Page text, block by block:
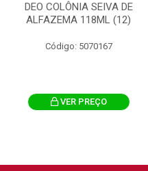
DEO COLÔNIA SEIVA DE
ALFAZEMA 118ML (12)
Código: 5070167
VER PREÇO